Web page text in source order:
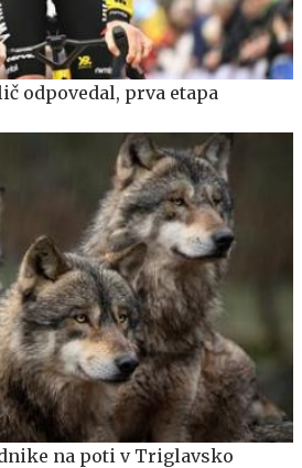
odpovedal, prva etapa
na poti v Triglavsko